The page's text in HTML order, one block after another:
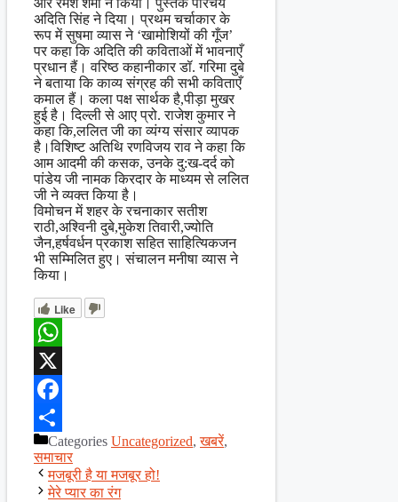
और रमेश शर्मा ने किया। पुस्तक परिचय
अदिति सिंह ने दिया। प्रथम चर्चाकार के
रूप में सुषमा व्यास ने ‘खामोशियों की गूँज’
पर कहा कि अदिति की कविताओं में भावनाएँ
प्रधान हैं। वरिष्ठ कहानीकार डॉ. गरिमा दुबे
ने बताया कि काव्य संग्रह की सभी कविताएँ
कमाल हैं। कला पक्ष सार्थक है,पीड़ा मुखर
हुई है। दिल्ली से आए प्रो. राजेश कुमार ने
कहा कि,ललित जी का व्यंग्य संसार व्यापक
है।विशिष्ट अतिथि रणविजय राव ने कहा कि
आम आदमी की कसक, उनके दु:ख-दर्द को
पांडेय जी नामक किरदार के माध्यम से ललित
जी ने व्यक्त किया है।
विमोचन में शहर के रचनाकार सतीश
राठी,अश्विनी दुबे,मुकेश तिवारी,ज्योति
जैन,हर्षवर्धन प्रकाश सहित साहित्यिकजन
भी सम्मिलित हुए। संचालन मनीषा व्यास ने
किया।
Like
WhatsApp
X
Facebook
ShareCategories Uncategorized,खबरें,
समाचार
मजबूरी है या मजबूर हो!
मेरे प्यार का रंग